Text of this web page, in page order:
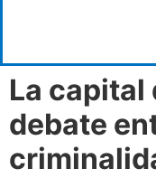
La capital
debate